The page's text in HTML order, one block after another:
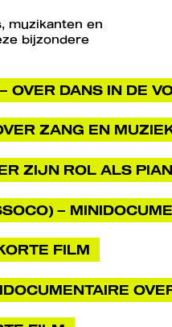
muzikanten en
bijzondere
OVER DANS IN DE
ZANG EN
ZIJN ROL ALS
–
FILM